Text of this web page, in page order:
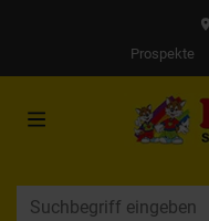
Prospekte